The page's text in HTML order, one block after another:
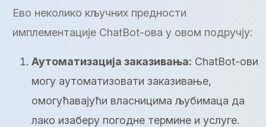
Ево неколико кључних предности
имплементације ChatBot-ова у овом подручју:
Аутоматизација заказивања: ChatBot-ови
могу аутоматизовати заказивање,
омогућавајући власницима љубимаца да
лако изаберу погодне термине и услуге.